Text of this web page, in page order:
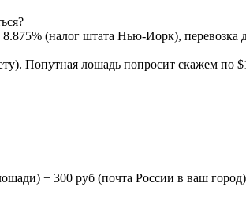
(налог штата Нью-Иорк), перевозка
Попутная лошадь попросит скажем по
+ 300 руб (почта России в ваш